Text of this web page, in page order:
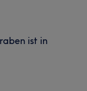
ist in